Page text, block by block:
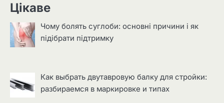
Цікаве
Чому болять суглоби: основні причини і як
підібрати підтримку
Как выбрать двутавровую балку для стройки:
разбираемся в маркировке и типах